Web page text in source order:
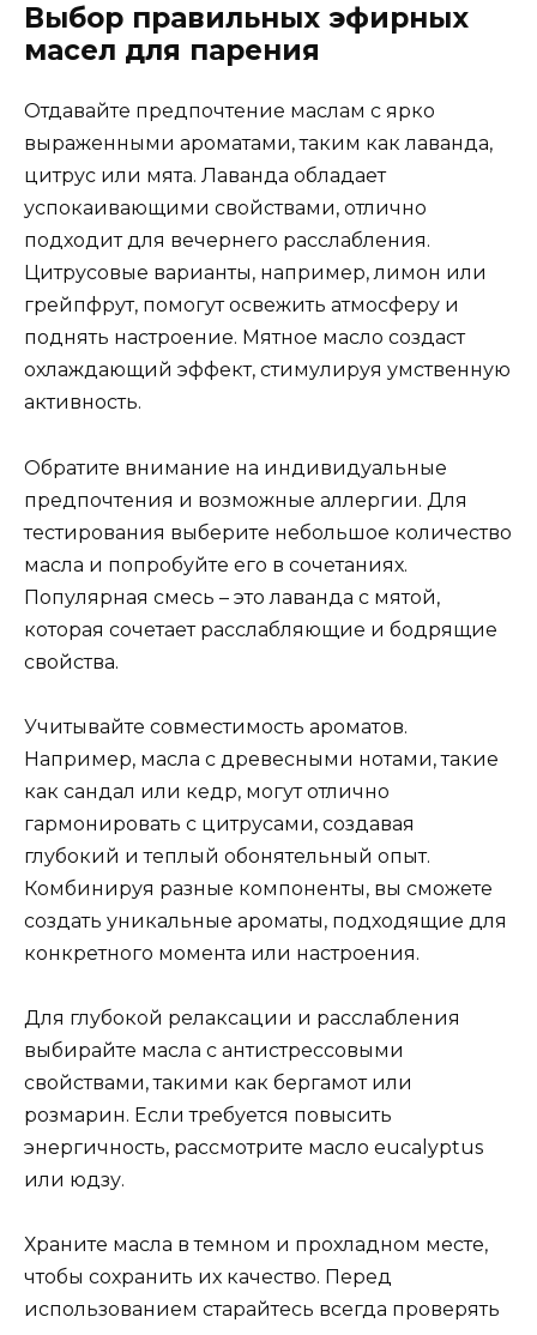
Выбор правильных эфирных
масел для парения
Отдавайте предпочтение маслам с ярко
выраженными ароматами, таким как лаванда,
цитрус или мята. Лаванда обладает
успокаивающими свойствами, отлично
подходит для вечернего расслабления.
Цитрусовые варианты, например, лимон или
грейпфрут, помогут освежить атмосферу и
поднять настроение. Мятное масло создаст
охлаждающий эффект, стимулируя умственную
активность.
Обратите внимание на индивидуальные
предпочтения и возможные аллергии. Для
тестирования выберите небольшое количество
масла и попробуйте его в сочетаниях.
Популярная смесь – это лаванда с мятой,
которая сочетает расслабляющие и бодрящие
свойства.
Учитывайте совместимость ароматов.
Например, масла с древесными нотами, такие
как сандал или кедр, могут отлично
гармонировать с цитрусами, создавая
глубокий и теплый обонятельный опыт.
Комбинируя разные компоненты, вы сможете
создать уникальные ароматы, подходящие для
конкретного момента или настроения.
Для глубокой релаксации и расслабления
выбирайте масла с антистрессовыми
свойствами, такими как бергамот или
розмарин. Если требуется повысить
энергичность, рассмотрите масло eucalyptus
или юдзу.
Храните масла в темном и прохладном месте,
чтобы сохранить их качество. Перед
использованием старайтесь всегда проверять